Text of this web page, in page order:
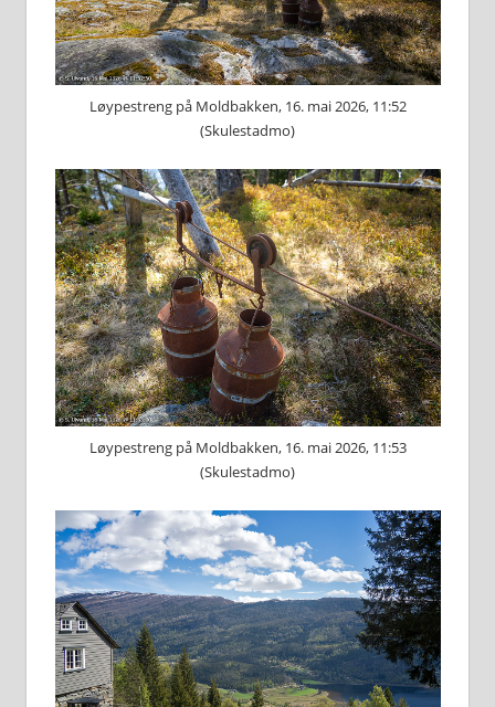
Løypestreng på Moldbakken, 16. mai 2026, 11:52
(Skulestadmo)
Løypestreng på Moldbakken, 16. mai 2026, 11:53
(Skulestadmo)